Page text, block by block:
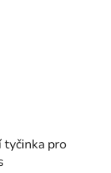
pro